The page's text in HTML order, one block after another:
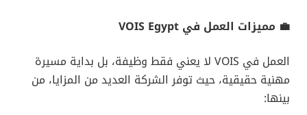
💼 مميزات العمل في VOIS Egypt
العمل في VOIS لا يعني فقط وظيفة، بل بداية مسيرة
مهنية حقيقية، حيث توفر الشركة العديد من المزايا، من
بينها: